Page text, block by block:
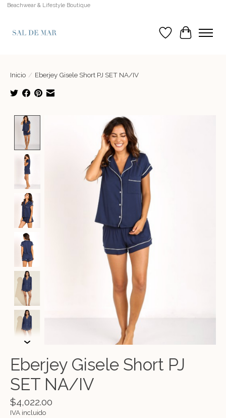
Beachwear & Lifestyle Boutique
Lista de deseos
Cesta
Inicio / Eberjey Gisele Short PJ SET NA/IV
Product image slideshow Items
Eberjey Gisele Short PJ
SET NA/IV
$4,022.00
IVA incluido